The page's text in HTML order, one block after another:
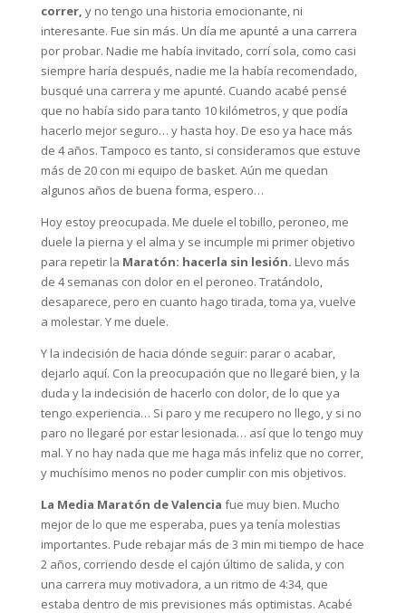
correr, y no tengo una historia emocionante, ni
interesante. Fue sin más. Un día me apunté a una carrera
por probar. Nadie me había invitado, corrí sola, como casi
siempre haría después, nadie me la había recomendado,
busqué una carrera y me apunté. Cuando acabé pensé
que no había sido para tanto 10 kilómetros, y que podía
hacerlo mejor seguro… y hasta hoy. De eso ya hace más
de 4 años. Tampoco es tanto, si consideramos que estuve
más de 20 con mi equipo de basket. Aún me quedan
algunos años de buena forma, espero…
Hoy estoy preocupada. Me duele el tobillo, peroneo, me
duele la pierna y el alma y se incumple mi primer objetivo
para repetir la Maratón: hacerla sin lesión. Llevo más
de 4 semanas con dolor en el peroneo. Tratándolo,
desaparece, pero en cuanto hago tirada, toma ya, vuelve
a molestar. Y me duele.
Y la indecisión de hacia dónde seguir: parar o acabar,
dejarlo aquí. Con la preocupación que no llegaré bien, y la
duda y la indecisión de hacerlo con dolor, de lo que ya
tengo experiencia… Si paro y me recupero no llego, y si no
paro no llegaré por estar lesionada… así que lo tengo muy
mal. Y no hay nada que me haga más infeliz que no correr,
y muchísimo menos no poder cumplir con mis objetivos.
La Media Maratón de Valencia fue muy bien. Mucho
mejor de lo que me esperaba, pues ya tenía molestias
importantes. Pude rebajar más de 3 min mi tiempo de hace
2 años, corriendo desde el cajón último de salida, y con
una carrera muy motivadora, a un ritmo de 4:34, que
estaba dentro de mis previsiones más optimistas. Acabé